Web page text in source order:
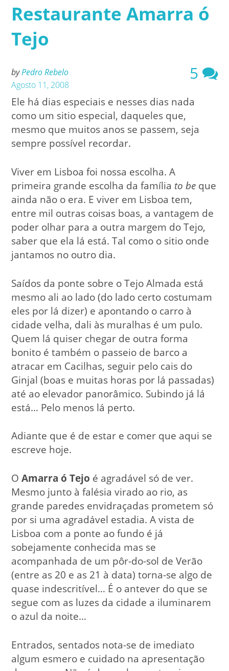
Restaurante Amarra ó
Tejo
byPedro Rebelo
Agosto 11, 2008
5
Ele há dias especiais e nesses dias nada
como um sitio especial, daqueles que,
mesmo que muitos anos se passem, seja
sempre possível recordar.
Viver em Lisboa foi nossa escolha. A
primeira grande escolha da família to be que
ainda não o era. E viver em Lisboa tem,
entre mil outras coisas boas, a vantagem de
poder olhar para a outra margem do Tejo,
saber que ela lá está. Tal como o sitio onde
jantamos no outro dia.
Saídos da ponte sobre o Tejo Almada está
mesmo ali ao lado (do lado certo costumam
eles por lá dizer) e apontando o carro à
cidade velha, dali às muralhas é um pulo.
Quem lá quiser chegar de outra forma
bonito é também o passeio de barco a
atracar em Cacilhas, seguir pelo cais do
Ginjal (boas e muitas horas por lá passadas)
até ao elevador panorâmico. Subindo já lá
está… Pelo menos lá perto.
Adiante que é de estar e comer que aqui se
escreve hoje.
OAmarra ó Tejo é agradável só de ver.
Mesmo junto à falésia virado ao rio, as
grande paredes envidraçadas prometem só
por si uma agradável estadia. A vista de
Lisboa com a ponte ao fundo é já
sobejamente conhecida mas se
acompanhada de um pôr-do-sol de Verão
(entre as 20 e as 21 à data) torna-se algo de
quase indescritível… É o antever do que se
segue com as luzes da cidade a iluminarem
o azul da noite…
Entrados, sentados nota-se de imediato
algum esmero e cuidado na apresentação